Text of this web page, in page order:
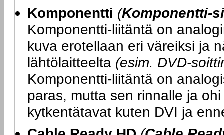
Komponentti (Komponentti-
Komponentti-liitäntä on
kuva erotellaan eri väreiksi ja
lähtölaitteelta (esim. DVD-
Komponentti-liitäntä on
paras, mutta sen rinnalle ja
kytkentätavat kuten DVI ja